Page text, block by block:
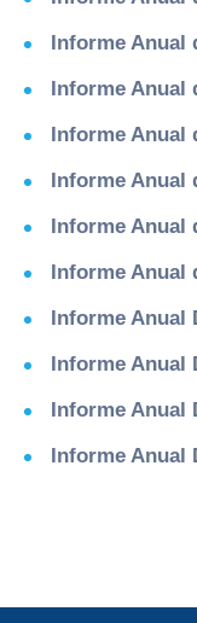
Informe
Informe
Informe
Informe
Informe
Informe
Informe Anual
Informe Anual
Informe Anual
Informe Anual